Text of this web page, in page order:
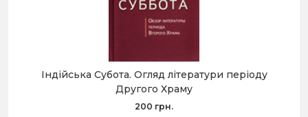
Індійська Субота. Огляд літератури періоду
Другого Храму
200 грн.